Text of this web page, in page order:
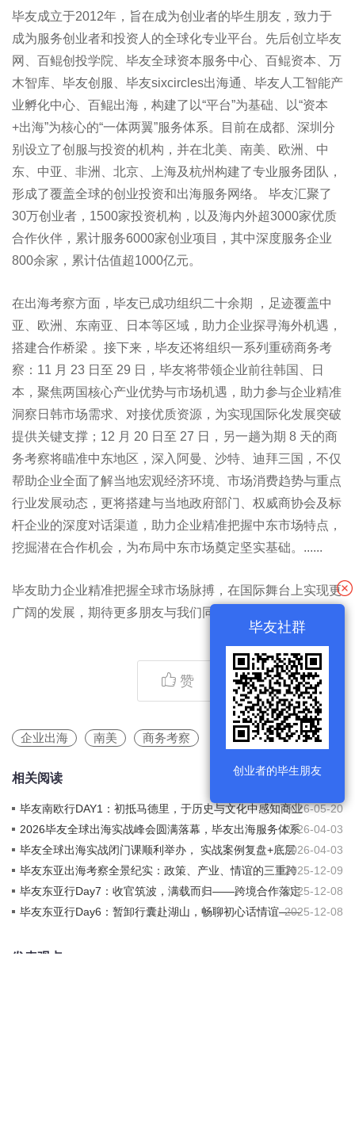
毕友成立于2012年，旨在成为创业者的毕生朋友，致力于
成为服务创业者和投资人的全球化专业平台。先后创立毕友
网、百鲲创投学院、毕友全球资本服务中心、百鲲资本、万
木智库、毕友创服、毕友sixcircles出海通、毕友人工智能产
业孵化中心、百鲲出海，构建了以“平台”为基础、以“资本
+出海”为核心的“一体两翼”服务体系。目前在成都、深圳分
别设立了创服与投资的机构，并在北美、南美、欧洲、中
东、中亚、非洲、北京、上海及杭州构建了专业服务团队，
形成了覆盖全球的创业投资和出海服务网络。 毕友汇聚了
30万创业者，1500家投资机构，以及海内外超3000家优质
合作伙伴，累计服务6000家创业项目，其中深度服务企业
800余家，累计估值超1000亿元。
在出海考察方面，毕友已成功组织二十余期 ，足迹覆盖中
亚、欧洲、东南亚、日本等区域，助力企业探寻海外机遇，
搭建合作桥梁 。接下来，毕友还将组织一系列重磅商务考
察：11 月 23 日至 29 日，毕友将带领企业前往韩国、日
本，聚焦两国核心产业优势与市场机遇，助力参与企业精准
洞察日韩市场需求、对接优质资源，为实现国际化发展突破
提供关键支撑；12 月 20 日至 27 日，另一趟为期 8 天的商
务考察将瞄准中东地区，深入阿曼、沙特、迪拜三国，不仅
帮助企业全面了解当地宏观经济环境、市场消费趋势与重点
行业发展动态，更将搭建与当地政府部门、权威商协会及标
杆企业的深度对话渠道，助力企业精准把握中东市场特点，
挖掘潜在合作机会，为布局中东市场奠定坚实基础。......
毕友助力企业精准把握全球市场脉搏，在国际舞台上实现更
广阔的发展，期待更多朋友与我们同行！
赞
企业出海 南美 商务考察
相关阅读
毕友南欧行DAY1：初抵马德里，于历史与文化中感知商业
土壤
2026-05-20
2026毕友全球出海实战峰会圆满落幕，毕友出海服务体系
发布，百鲲出海投资基金启动，全链条服务+资本双轮驱动
赋能企业扬帆全球
2026-04-03
毕友全球出海实战闭门课顺利举办， 实战案例复盘+底层
逻辑解析双赋能
2026-04-03
毕友东亚出海考察全景纪实：政策、产业、情谊的三重跨
越
2025-12-09
毕友东亚行Day7：收官筑波，满载而归——跨境合作落定
与7日情谊永存
2025-12-08
毕友东亚行Day6：暂卸行囊赴湖山，畅聊初心话情谊——2025-12-08
发表观点
毕友社群
创业者的毕生朋友